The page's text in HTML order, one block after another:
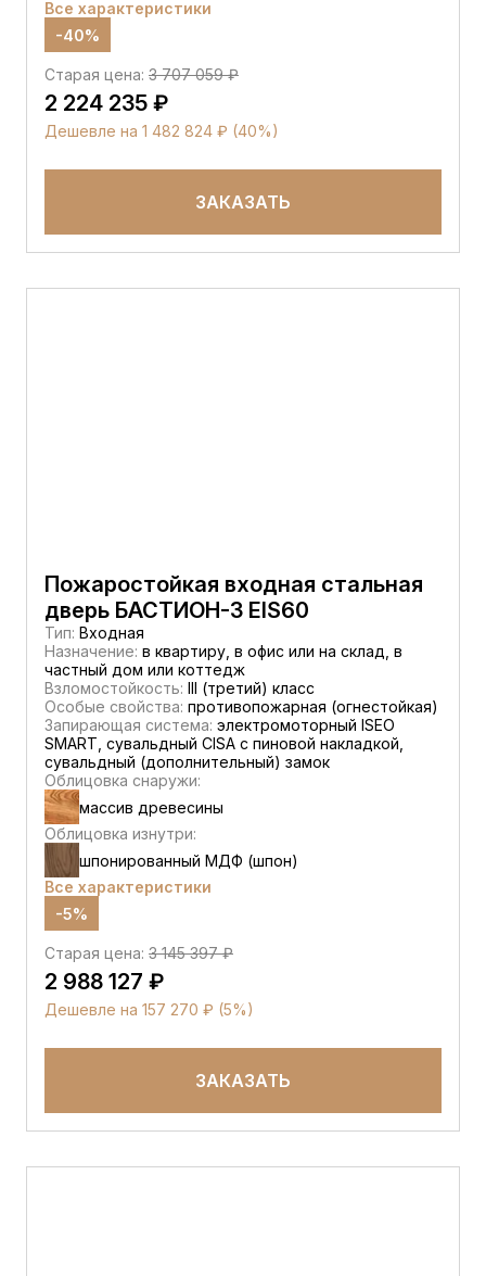
Все характеристики
-40%
Старая цена: 3 707 059 ₽
2 224 235 ₽
Дешевле на 1 482 824 ₽ (40%)
ЗАКАЗАТЬ
Пожаростойкая входная стальная
дверь БАСТИОН-3 EIS60
Тип: Входная
Назначение: в квартиру, в офис или на склад, в
частный дом или коттедж
Взломостойкость: III (третий) класс
Особые свойства: противопожарная (огнестойкая)
Запирающая система: электромоторный ISEO
SMART, сувальдный CISA c пиновой накладкой,
сувальдный (дополнительный) замок
Облицовка снаружи:
массив древесины
Облицовка изнутри:
шпонированный МДФ (шпон)
Все характеристики
-5%
Старая цена: 3 145 397 ₽
2 988 127 ₽
Дешевле на 157 270 ₽ (5%)
ЗАКАЗАТЬ